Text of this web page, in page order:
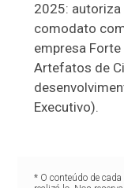
2025: autoriza
comodato
empresa
Artefatos de
Executivo).
* O conteúdo de